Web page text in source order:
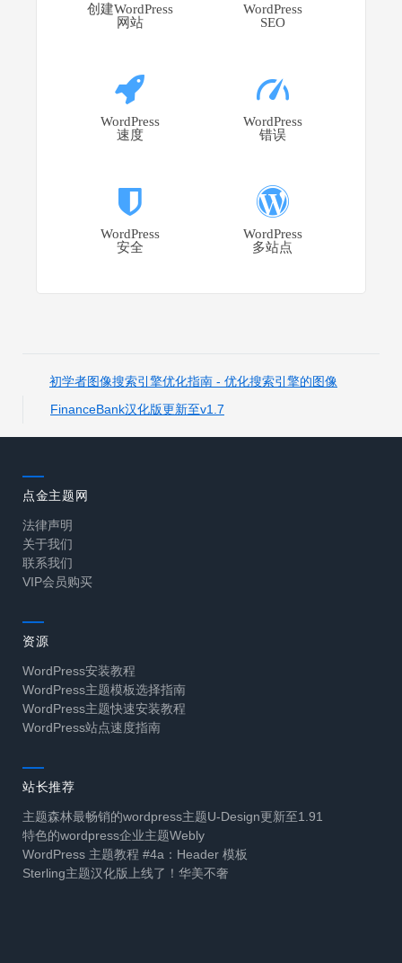
创建WordPress
网站
WordPress
SEO
WordPress
速度
WordPress
错误
WordPress
安全
WordPress
多站点
初学者图像搜索引擎优化指南 - 优化搜索引擎的图像
FinanceBank汉化版更新至v1.7
点金主题网
法律声明
关于我们
联系我们
VIP会员购买
资源
WordPress安装教程
WordPress主题模板选择指南
WordPress主题快速安装教程
WordPress站点速度指南
站长推荐
主题森林最畅销的wordpress主题U-Design更新至1.91
特色的wordpress企业主题Webly
WordPress 主题教程 #4a：Header 模板
Sterling主题汉化版上线了！华美不奢